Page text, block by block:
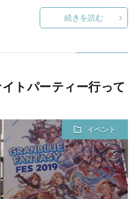
続きを読む
トパーティー行って
イベント